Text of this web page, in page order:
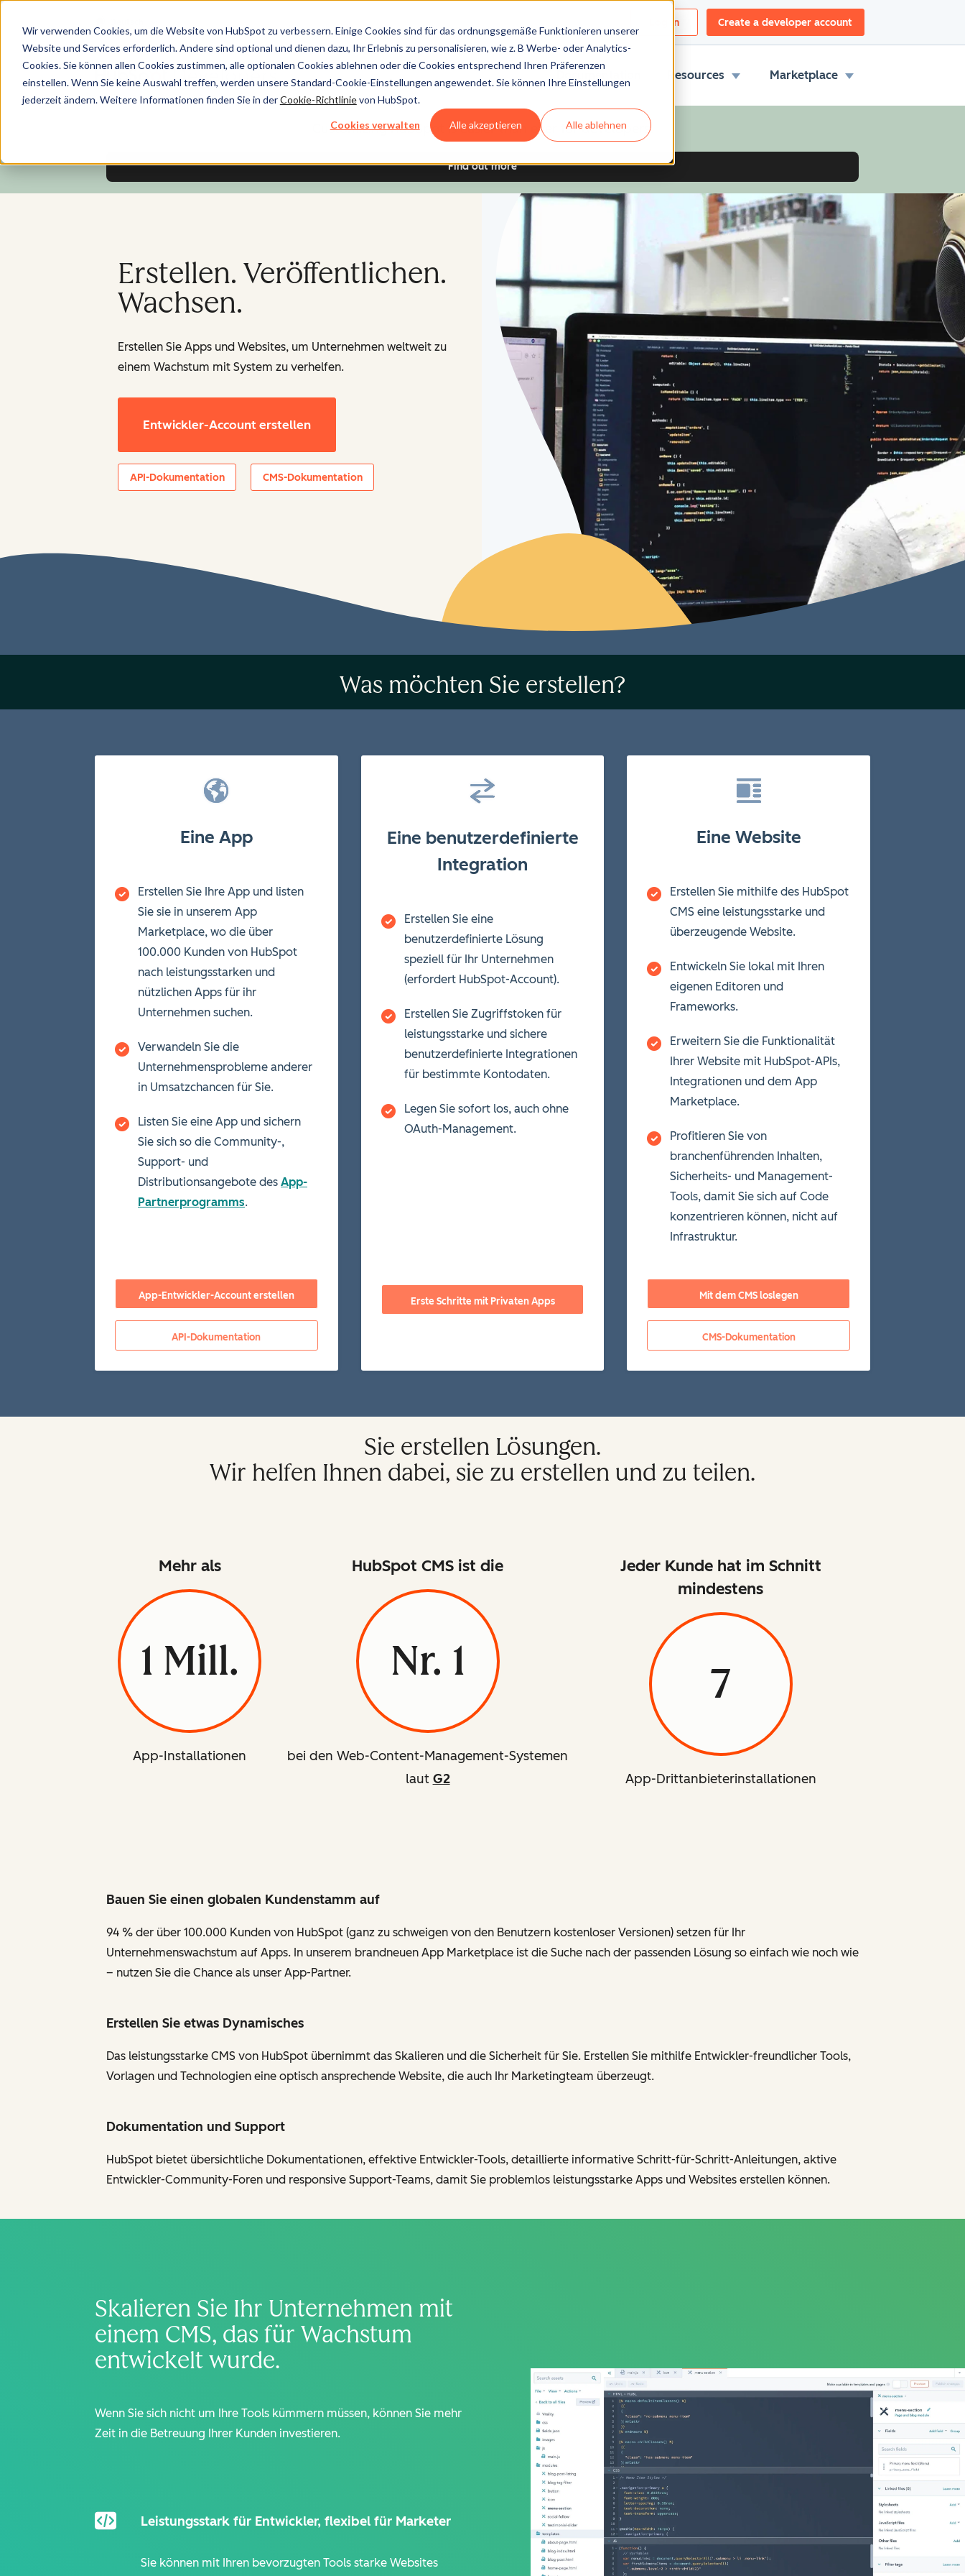
Wir verwenden Cookies, um die Website von HubSpot zu verbessern. Einige Cookies sind für das ordnungsgemäße Funktionieren unserer
Website und Services erforderlich. Andere sind optional und dienen dazu, Ihr Erlebnis zu personalisieren, wie z. B Werbe- oder Analytics-
Cookies. Sie können allen Cookies zustimmen, alle optionalen Cookies ablehnen oder die Cookies entsprechend Ihren Präferenzen
einstellen. Wenn Sie keine Auswahl treffen, werden unsere Standard-Cookie-Einstellungen angewendet. Sie können Ihre Einstellungen
jederzeit ändern. Weitere Informationen finden Sie in derCookie-Richtlinievon HubSpot.
Cookies verwalten Alle akzeptieren Alle ablehnen
Log in Create a developer account
Resources Marketplace
Customizing HubSpot is easier than ever for developers.
Find out more
Erstellen. Veröffentlichen.
Wachsen.
Erstellen Sie Apps und Websites, um Unternehmen weltweit zu
einem Wachstum mit System zu verhelfen.
Entwickler-Account erstellen
API-Dokumentation CMS-Dokumentation
Was möchten Sie erstellen?
Eine App
Erstellen Sie Ihre App und listen
Sie sie in unserem App
Marketplace, wo die über
100.000 Kunden von HubSpot
nach leistungsstarken und
nützlichen Apps für ihr
Unternehmen suchen.
Verwandeln Sie die
Unternehmensprobleme anderer
in Umsatzchancen für Sie.
Listen Sie eine App und sichern
Sie sich so die Community-,
Support- und
Distributionsangebote des App-
Partnerprogramms.
App-Entwickler-Account erstellen
API-Dokumentation
Eine benutzerdefinierte
Integration
Erstellen Sie eine
benutzerdefinierte Lösung
speziell für Ihr Unternehmen
(erfordert HubSpot-Account).
Erstellen Sie Zugriffstoken für
leistungsstarke und sichere
benutzerdefinierte Integrationen
für bestimmte Kontodaten.
Legen Sie sofort los, auch ohne
OAuth-Management.
Erste Schritte mit Privaten Apps
Eine Website
Erstellen Sie mithilfe des HubSpot
CMS eine leistungsstarke und
überzeugende Website.
Entwickeln Sie lokal mit Ihren
eigenen Editoren und
Frameworks.
Erweitern Sie die Funktionalität
Ihrer Website mit HubSpot-APIs,
Integrationen und dem App
Marketplace.
Profitieren Sie von
branchenführenden Inhalten,
Sicherheits- und Management-
Tools, damit Sie sich auf Code
konzentrieren können, nicht auf
Infrastruktur.
Mit dem CMS loslegen
CMS-Dokumentation
Sie erstellen Lösungen.
Wir helfen Ihnen dabei, sie zu erstellen und zu teilen.
Mehr als
1 Mill.
App-Installationen
HubSpot CMS ist die
Nr. 1
bei den Web-Content-Management-Systemen
laut G2
Jeder Kunde hat im Schnitt
mindestens
7
App-Drittanbieterinstallationen
Bauen Sie einen globalen Kundenstamm auf
94 % der über 100.000 Kunden von HubSpot (ganz zu schweigen von den Benutzern kostenloser Versionen) setzen für Ihr
Unternehmenswachstum auf Apps. In unserem brandneuen App Marketplace ist die Suche nach der passenden Lösung so einfach wie noch wie
– nutzen Sie die Chance als unser App-Partner.
Erstellen Sie etwas Dynamisches
Das leistungsstarke CMS von HubSpot übernimmt das Skalieren und die Sicherheit für Sie. Erstellen Sie mithilfe Entwickler-freundlicher Tools,
Vorlagen und Technologien eine optisch ansprechende Website, die auch Ihr Marketingteam überzeugt.
Dokumentation und Support
HubSpot bietet übersichtliche Dokumentationen, effektive Entwickler-Tools, detaillierte informative Schritt-für-Schritt-Anleitungen, aktive
Entwickler-Community-Foren und responsive Support-Teams, damit Sie problemlos leistungsstarke Apps und Websites erstellen können.
Skalieren Sie Ihr Unternehmen mit
einem CMS, das für Wachstum
entwickelt wurde.
Wenn Sie sich nicht um Ihre Tools kümmern müssen, können Sie mehr
Zeit in die Betreuung Ihrer Kunden investieren.
Leistungsstark für Entwickler, flexibel für Marketer
Sie können mit Ihren bevorzugten Tools starke Websites